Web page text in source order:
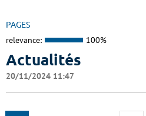
PAGES
relevance: 100%
Actualités
20/11/2024 11:47